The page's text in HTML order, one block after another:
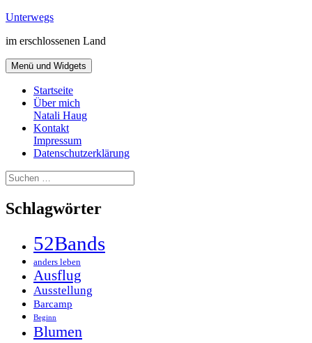
Zum
springen
Unterwegs
im erschlossenen Land
Menü und Widgets
Startseite
Über mich
Natali Haug
Kontakt
Impressum
Datenschutzerklärung
Suchen
nach:
Schlagwörter
52Bands
anders leben
Ausflug
Ausstellung
Barcamp
Beginn
Blumen